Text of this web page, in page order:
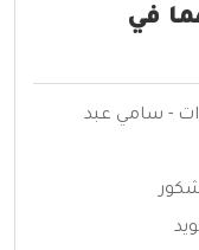
في
- سامي عبد